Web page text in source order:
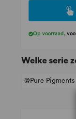
Op voorraad ,
Welke serie
@Pure Pigments